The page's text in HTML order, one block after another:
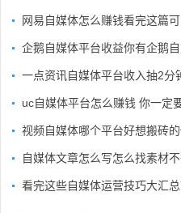
网易自媒体怎么赚钱看完这篇
企鹅自媒体平台收益你有企鹅
一点资讯自媒体平台收入抽2分
uc自媒体平台怎么赚钱 你一定
视频自媒体哪个平台好想搬砖
自媒体文章怎么写怎么找素材不
看完这些自媒体运营技巧大汇总